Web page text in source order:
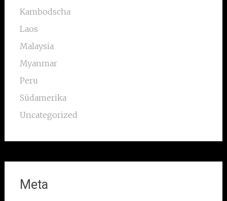
Kambodscha
Laos
Malaysia
Myanmar
Peru
Südamerika
Uncategorized
Meta